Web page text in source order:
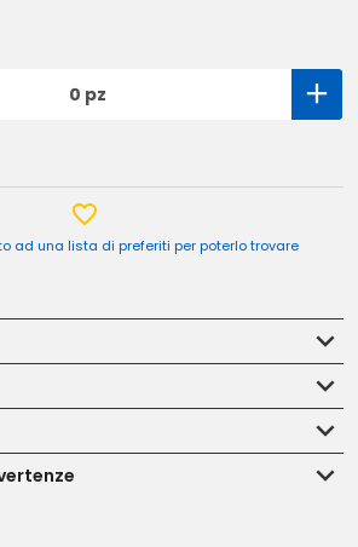
0 pz
ad una lista di preferiti per poterlo trovare